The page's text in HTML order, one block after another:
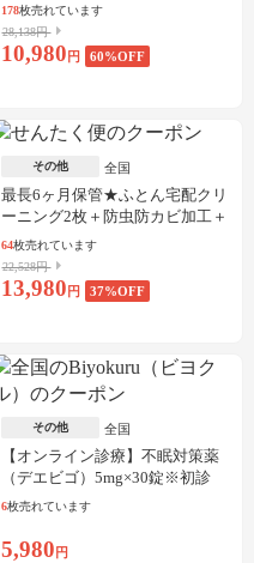
178枚売れています
28,138円
10,980 円 60%OFF
その他 全国
最長6ヶ月保管★ふとん宅配クリ
ーニング2枚＋防虫防カビ加工＋
しみ抜き
64枚売れています
22,528円
13,980 円 37%OFF
その他 全国
【オンライン診療】不眠対策薬
（デエビゴ）5mg×30錠※初診
料・送料込
6枚売れています
5,980 円